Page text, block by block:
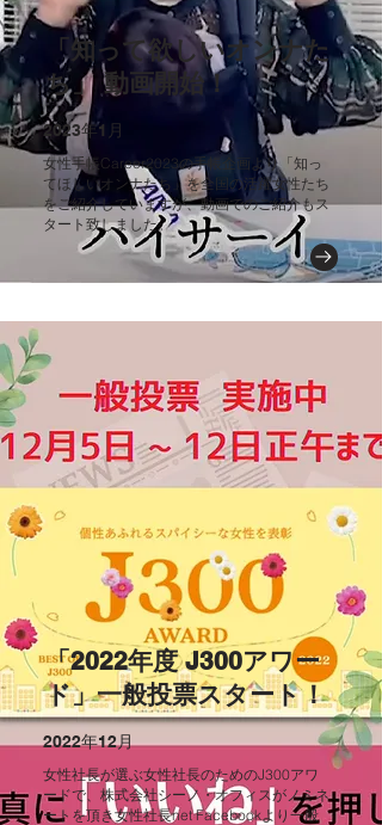
「知って欲しいオンナた
ち」 動画開始！
2023年1月
女性手帳Career2023の手帳企画より「知っ
てほしいオンナたち」を全国の活躍女性たち
をご紹介していますが、動画でのご紹介もス
タート致しました。
「2022年度 J300アワー
ド」一般投票スタート！
2022年12月
女性社長が選ぶ女性社長のためのJ300アワ
ードで、株式会社シーノ・オフィスがノミネ
ートを頂き女性社長net Facebookより一般